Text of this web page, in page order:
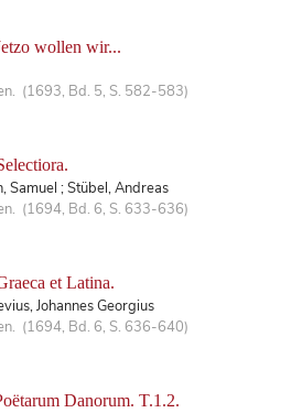
wollen wir...
(1693, Bd. 5, S. 582-583)
Samuel ; Stübel, Andreas
(1694, Bd. 6, S. 633-636)
et Latina.
Johannes Georgius
(1694, Bd. 6, S. 636-640)
Danorum. T.1.2.